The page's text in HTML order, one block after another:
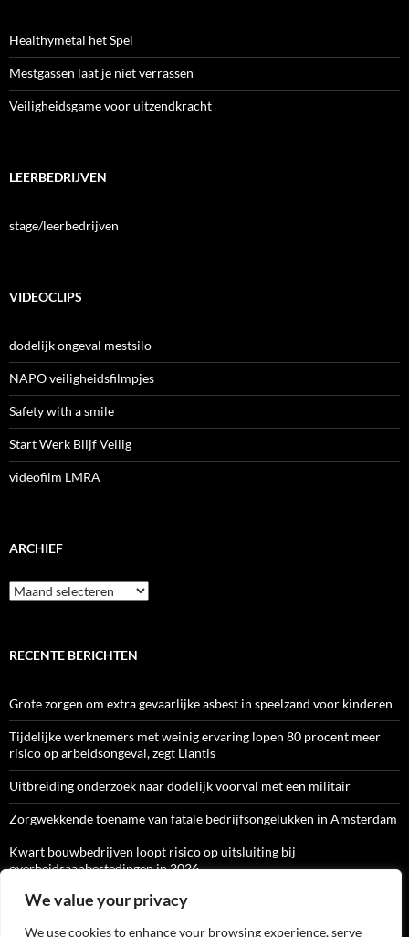
We value your privacy
We use cookies to enhance your browsing experience, serve
Healthymetal het Spel
Mestgassen laat je niet verrassen
Veiligheidsgame voor uitzendkracht
LEERBEDRIJVEN
stage/leerbedrijven
VIDEOCLIPS
dodelijk ongeval mestsilo
NAPO veiligheidsfilmpjes
Safety with a smile
Start Werk Blijf Veilig
videofilm LMRA
ARCHIEF
Archief
RECENTE BERICHTEN
Grote zorgen om extra gevaarlijke asbest in speelzand voor kinderen
Tijdelijke werknemers met weinig ervaring lopen 80 procent meer
risico op arbeidsongeval, zegt Liantis
Uitbreiding onderzoek naar dodelijk voorval met een militair
Zorgwekkende toename van fatale bedrijfsongelukken in Amsterdam
Kwart bouwbedrijven loopt risico op uitsluiting bij
overheidsaanbestedingen in 2026